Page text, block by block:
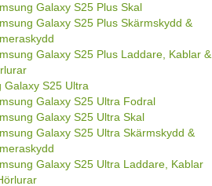
Galaxy S25 Plus Skal
Galaxy S25 Plus Skärmskydd &
Galaxy S25 Plus Laddare, Kablar &
Galaxy S25 Ultra
Galaxy S25 Ultra Fodral
Galaxy S25 Ultra Skal
Galaxy S25 Ultra Skärmskydd &
Galaxy S25 Ultra Laddare, Kablar